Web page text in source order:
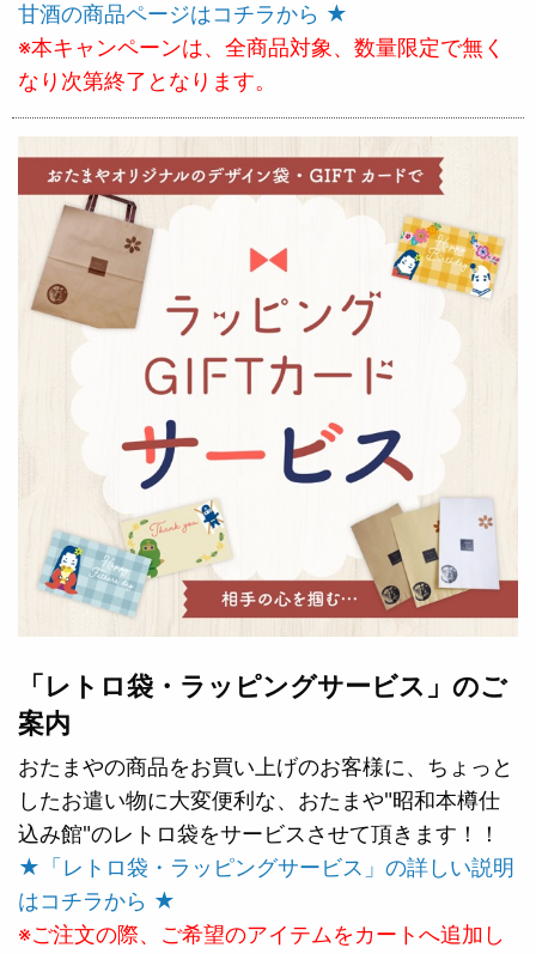
甘酒の商品ページはコチラから ★
※本キャンペーンは、全商品対象、数量限定で無く
なり次第終了となります。
「レトロ袋・ラッピングサービス」のご
案内
おたまやの商品をお買い上げのお客様に、ちょっと
したお遣い物に大変便利な、おたまや"昭和本樽仕
込み館"のレトロ袋をサービスさせて頂きます！！
★「レトロ袋・ラッピングサービス」の詳しい説明
はコチラから ★
※ご注文の際、ご希望のアイテムをカートへ追加し